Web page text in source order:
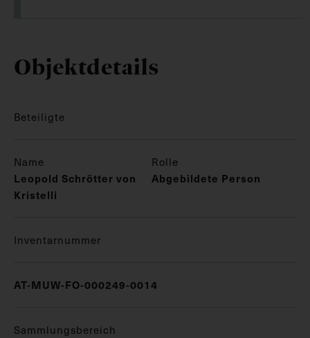
Objektdetails
Beteiligte
Name Rolle
Leopold Schrötter von
Kristelli
Abgebildete Person
Inventarnummer
AT-MUW-FO-000249-0014
Sammlungsbereich